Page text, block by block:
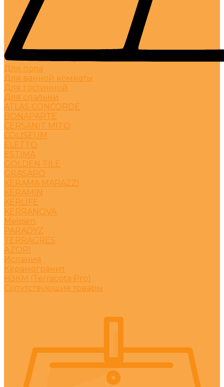
Для пола
Для ванной комнаты
Для гостинной
Для спальни
ATLAS CONCORDE
BONAPARTE
CERSANIT MITO
COLISEUM
ELETTO
ESTIMA
GOLDEN TILE
GRASARO
KERAMA MARAZZI
KERAMIN
KERLIFE
KERRANOVA
Meissen
PARADYZ
TERRAGRES
АZORI
Испания
Керамогранит
НЗКМ (Terracota Pro)
Сопутствующие товары